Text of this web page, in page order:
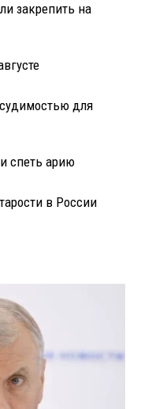
закрепить на
для
спеть арию
в России